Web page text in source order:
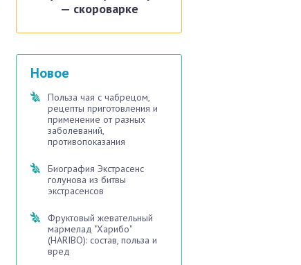
— скороварке
Новое
Польза чая с чабрецом,
рецепты приготовления и
применение от разных
заболеваний,
противопоказания
Биография Экстрасенс
голунова из битвы
экстрасенсов
Фруктовый жевательный
мармелад "Харибо"
(HARIBO): состав, польза и
вред